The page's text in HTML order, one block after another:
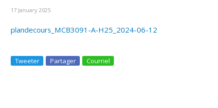
17 January 2025
plandecours_MCB3091-A-H25_2024-06-12
Tweeter Partager Courriel